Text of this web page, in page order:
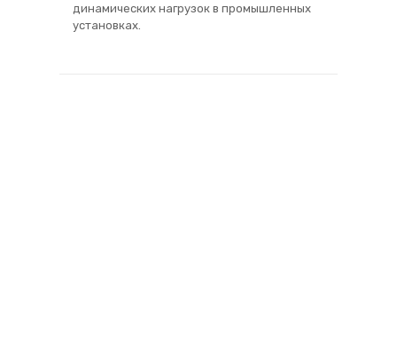
динамических нагрузок в промышленных
установках.